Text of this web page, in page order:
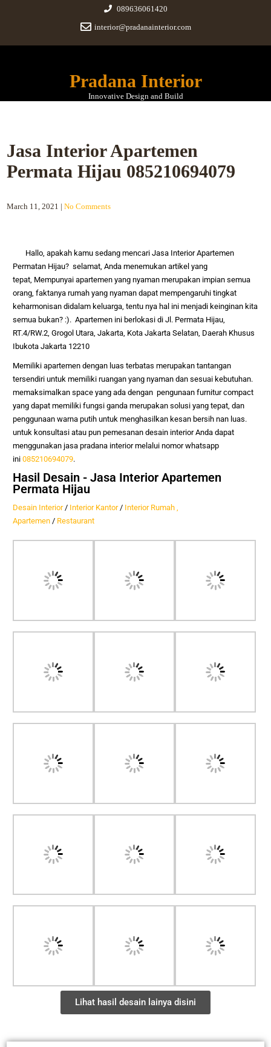
089636061420
interior@pradanainterior.com
Pradana Interior
Innovative Design and Build
Jasa Interior Apartemen
Permata Hijau 085210694079
March 11, 2021 |No Comments
Hallo, apakah kamu sedang mencariJasa InteriorApartemen
Permatan Hijau? selamat, Anda menemukan artikel yang
tepat, Mempunyai apartemen yang nyaman merupakan impian semua
orang, faktanya rumah yang nyaman dapat mempengaruhi tingkat
keharmonisan didalam keluarga, tentu nya hal ini menjadi keinginan kita
semua bukan? :). Apartemen ini berlokasi di Jl. Permata Hijau,
RT.4/RW.2, Grogol Utara, Jakarta, Kota Jakarta Selatan, Daerah Khusus
Ibukota Jakarta 12210
Memiliki apartemen dengan luas terbatas merupakan tantangan
tersendiri untuk memiliki ruangan yang nyaman dan sesuai kebutuhan.
memaksimalkan space yang ada dengan pengunaan furnitur compact
yang dapat memiliki fungsi ganda merupakan solusi yang tepat, dan
penggunaan warna putih untuk menghasilkan kesan bersih nan luas.
untuk konsultasi atau pun pemesanan desain interior Anda dapat
menggunakan jasa pradana interior melalui nomor whatsapp
ini085210694079.
Hasil Desain - Jasa Interior Apartemen
Permata Hijau
Desain Interior/ Interior Kantor/ Interior Rumah ,
Apartemen / Restaurant
Lihat hasil desain lainya disini